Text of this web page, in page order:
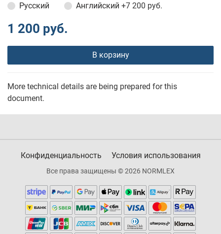
Русский
Английский +7 200 руб.
1 200 руб.
В корзину
More technical details are being prepared for this
document.
Конфиденциальность Условия использования
Все права защищены © 2026 NORMLEX